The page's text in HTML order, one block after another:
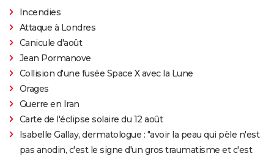
Incendies
Attaque à Londres
Canicule d'août
Jean Pormanove
Collision d'une fusée Space X avec la Lune
Orages
Guerre en Iran
Carte de l'éclipse solaire du 12 août
Isabelle Gallay, dermatologue : "avoir la peau qui pèle n'est
pas anodin, c'est le signe d'un gros traumatisme et c'est